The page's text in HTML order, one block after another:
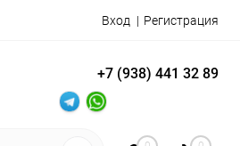
Вход Регистрация
+7 (938) 441 32 89